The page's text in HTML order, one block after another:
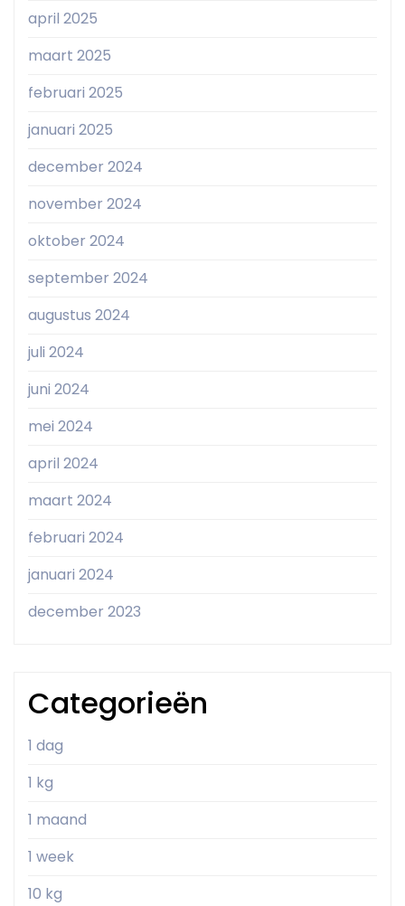
april 2025
maart 2025
februari 2025
januari 2025
december 2024
november 2024
oktober 2024
september 2024
augustus 2024
juli 2024
juni 2024
mei 2024
april 2024
maart 2024
februari 2024
januari 2024
december 2023
Categorieën
1 dag
1 kg
1 maand
1 week
10 kg